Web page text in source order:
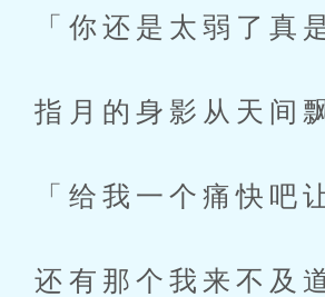
「你还是太弱了真
指月的身影从天间
「给我一个痛快吧
还有那个我来不及